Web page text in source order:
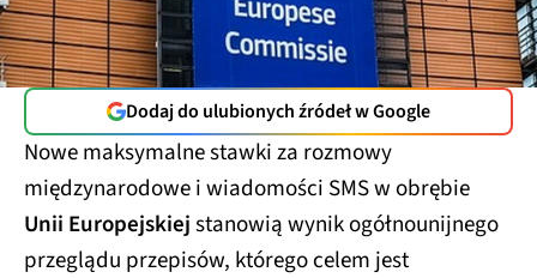
Dodaj do ulubionych źródeł w Google
Nowe maksymalne stawki za rozmowy
międzynarodowe i wiadomości SMS w obrębie
Unii Europejskiejstanowią wynik ogółnounijnego
przeglądu przepisów, którego celem jest